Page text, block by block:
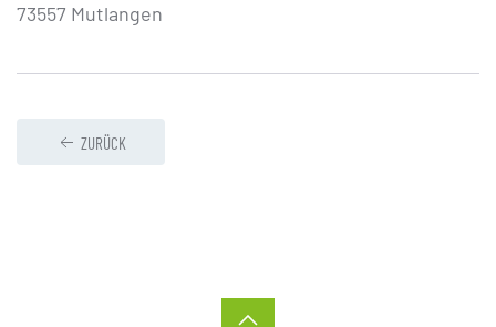
73557 Mutlangen
ZURÜCK